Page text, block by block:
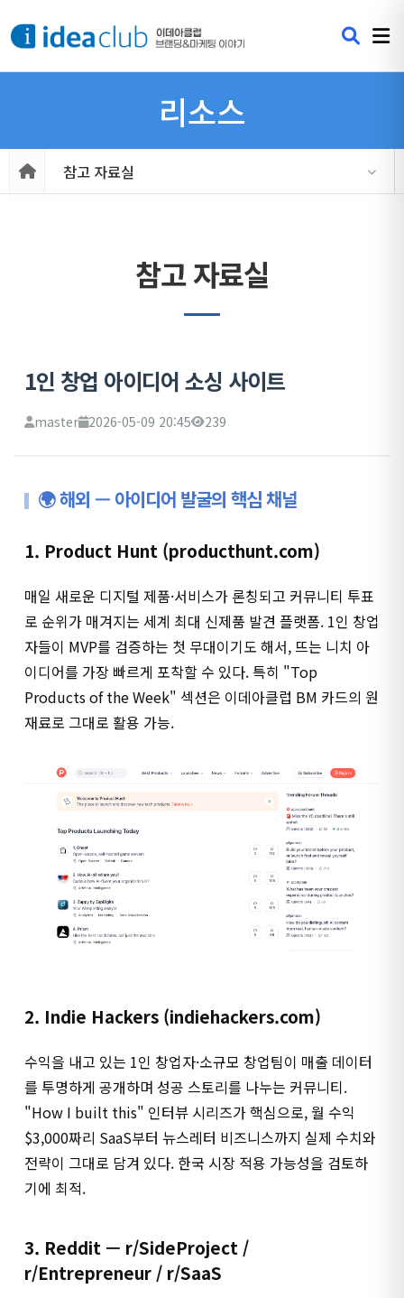
리소스
참고 자료실
참고 자료실
1인 창업 아이디어 소싱 사이트
master 2026-05-09 20:45 239
🌍 해외 — 아이디어 발굴의 핵심 채널
1. Product Hunt (producthunt.com)
매일 새로운 디지털 제품·서비스가 론칭되고 커뮤니티 투표
로 순위가 매겨지는 세계 최대 신제품 발견 플랫폼. 1인 창업
자들이 MVP를 검증하는 첫 무대이기도 해서, 뜨는 니치 아
이디어를 가장 빠르게 포착할 수 있다. 특히 "Top
Products of the Week" 섹션은 이데아클럽 BM 카드의 원
재료로 그대로 활용 가능.
2. Indie Hackers (indiehackers.com)
수익을 내고 있는 1인 창업자·소규모 창업팀이 매출 데이터
를 투명하게 공개하며 성공 스토리를 나누는 커뮤니티.
"How I built this" 인터뷰 시리즈가 핵심으로, 월 수익
$3,000짜리 SaaS부터 뉴스레터 비즈니스까지 실제 수치와
전략이 그대로 담겨 있다. 한국 시장 적용 가능성을 검토하
기에 최적.
3. Reddit — r/SideProject /
r/Entrepreneur / r/SaaS